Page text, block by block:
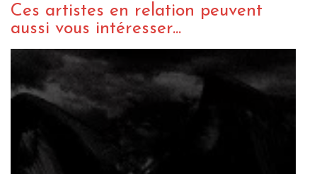
Ces artistes en relation peuvent
aussi vous intéresser...